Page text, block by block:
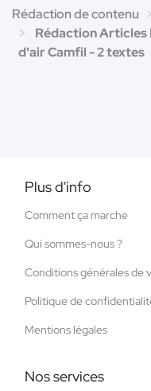
Rédaction de contenu
Rédaction
d'air Camfil - 2 textes
Plus d'info
Comment ça marche
Qui sommes-nous ?
Conditions générales de
Politique de
Mentions légales
Nos services